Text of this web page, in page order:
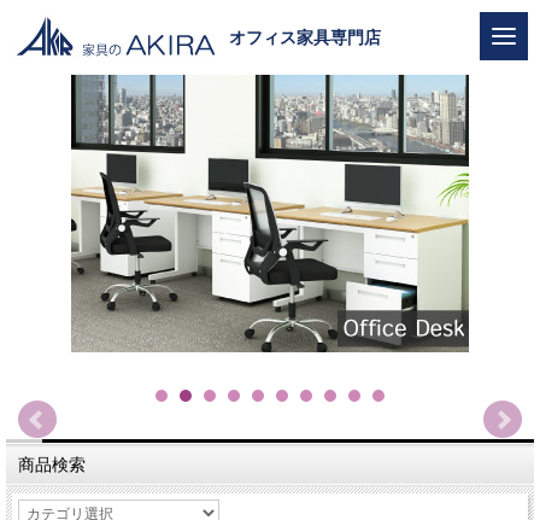
オフィス家具専門店
商品検索